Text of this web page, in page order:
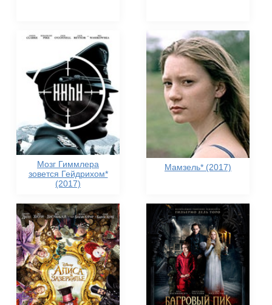
Мозг Гиммлера
зовется Гейдрихом*
(2017)
Мамзель* (2017)